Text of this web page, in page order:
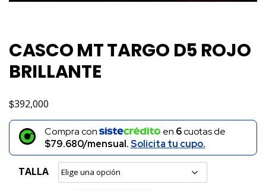
CASCO MT TARGO D5 ROJO
BRILLANTE
$392,000
Compra con en 6cuotas de
$79.680/mensual.Solicita tu cupo.
TALLA